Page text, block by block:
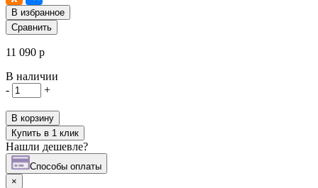
В избранное
Сравнить
11 090 р
В наличии
-
+
В корзину
Купить в 1 клик
Нашли дешевле?
Cпособы оплаты
×